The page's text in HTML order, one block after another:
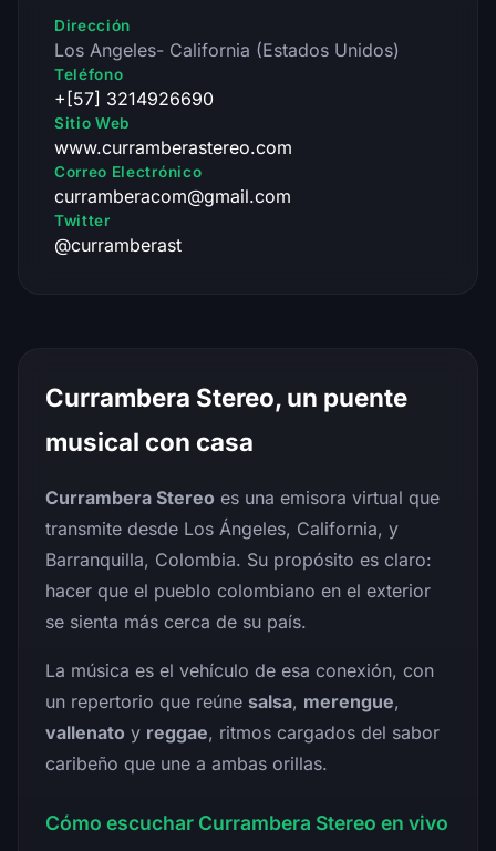
Dirección
Los Angeles- California (Estados Unidos)
Teléfono
+[57] 3214926690
Sitio Web
www.curramberastereo.com
Correo Electrónico
curramberacom@gmail.com
Twitter
@curramberast
Currambera Stereo, un puente
musical con casa
Currambera Stereo es una emisora virtual que
transmite desde Los Ángeles, California, y
Barranquilla, Colombia. Su propósito es claro:
hacer que el pueblo colombiano en el exterior
se sienta más cerca de su país.
La música es el vehículo de esa conexión, con
un repertorio que reúne salsa, merengue,
vallenato y reggae, ritmos cargados del sabor
caribeño que une a ambas orillas.
Cómo escuchar Currambera Stereo en vivo